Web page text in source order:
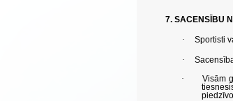
7. SACENSĪBU
· Sportisti
·
·
Visām